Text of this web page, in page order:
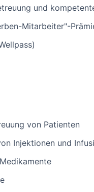
und
Mitarbeiter"-
von Patienten
Injektionen und